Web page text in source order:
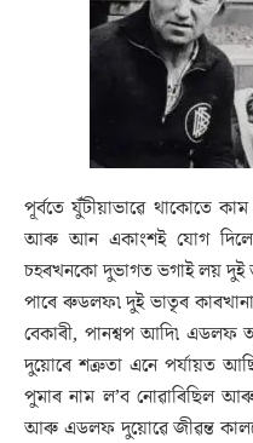
পূৰ্বতে যুঁটীয়াভাৱে থাকোতে
আৰু আন একাংশই যোগ দিলে
চহৰখনকো দুভাগত ভগাই লয় দুই
পাৰে ৰুডলফ৷ দুই ভাতৃৰ
বেকাৰী, পানশ্বপ আদি৷
দুয়োৰে শত্ৰুতা এনে পৰ্যায়ত
পুমাৰ নাম ল’ব নোৱাৰিছিল
আৰু এডলফ দুয়োৱে জীৱন্ত